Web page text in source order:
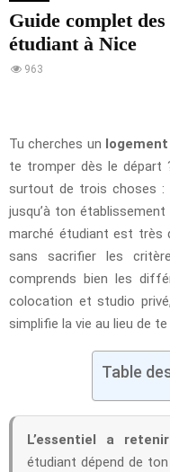
Guide complet
étudiant à Nice
963
Tu cherches un
te tromper dès le départ
surtout de trois choses :
jusqu’à ton
marché étudiant est très
sans sacrifier les
comprends bien les
colocation et studio
simplifie la vie au lieu de te
Table
L’essentiel a
étudiant dépend de